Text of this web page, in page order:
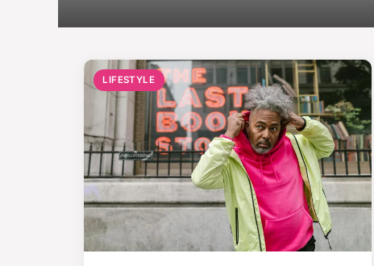
LIFESTYLE